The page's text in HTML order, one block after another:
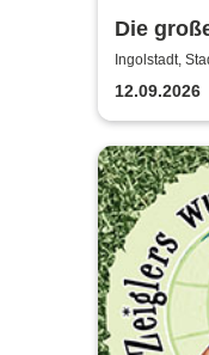
Die
Gala -
Duette
Ingolstadt,
12.09.2026